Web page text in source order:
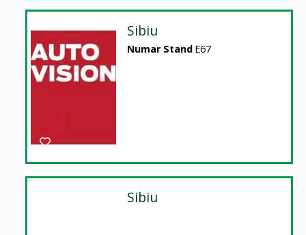
Sibiu
Numar Stand E67
Sibiu